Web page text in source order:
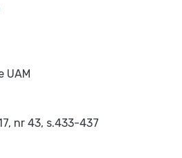
UAM
nr 43, s.433-437